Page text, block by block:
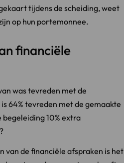
tijdens de scheiding, weet
op hun portemonnee.
financiële
was tevreden met de
64% tevreden met de gemaakte
10% extra
van de financiële afspraken is het